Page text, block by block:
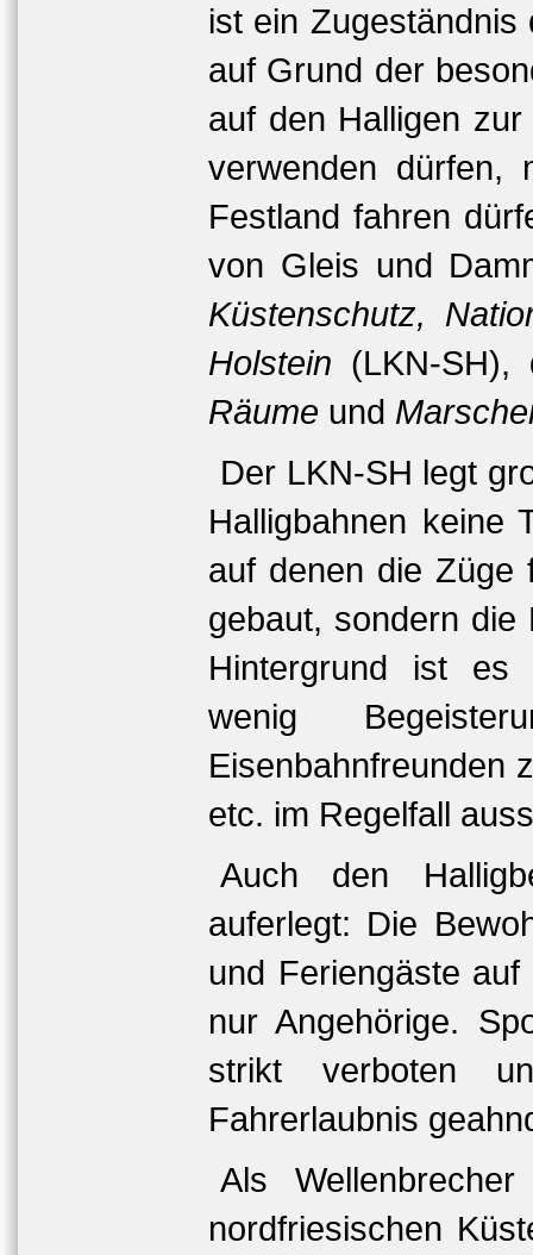
ist ein
auf Grund der
auf den Halligen
verwenden
Festland fahren
von Gleis und
Küstenschutz,
Holstein (LKN-
Räume und
Der LKN-SH legt
Halligbahnen keine
auf denen die Züge
gebaut, sondern die
Hintergrund ist es
wenig
Eisenbahnfreunden
etc. im Regelfall
Auch den
auferlegt: Die
und Feriengäste
nur Angehörige.
strikt verboten
Fahrerlaubnis
Als
nordfriesischen